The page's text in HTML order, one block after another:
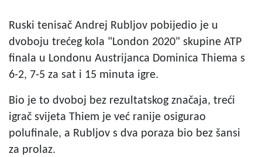
Ruski tenisač Andrej Rubljov pobijedio je u
dvoboju trećeg kola "London 2020" skupine ATP
finala u Londonu Austrijanca Dominica Thiema s
6-2, 7-5 za sat i 15 minuta igre.
Bio je to dvoboj bez rezultatskog značaja, treći
igrač svijeta Thiem je već ranije osigurao
polufinale, a Rubljov s dva poraza bio bez šansi
za prolaz.